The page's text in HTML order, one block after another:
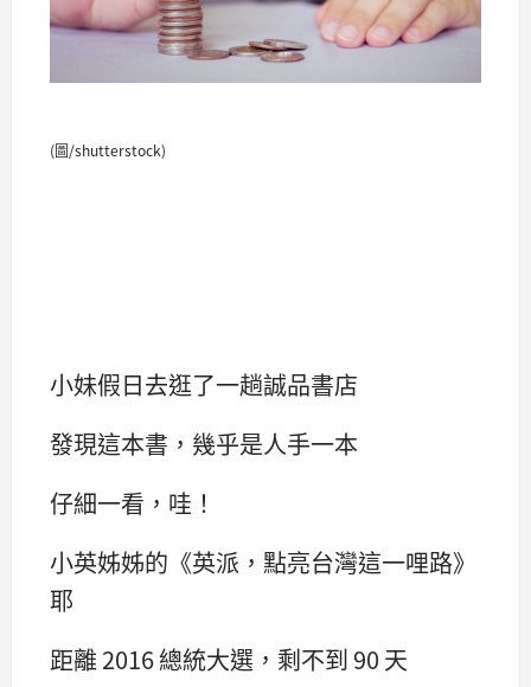
(圖/shutterstock)
小妹假日去逛了一趟誠品書店
發現這本書，幾乎是人手一本
仔細一看，哇！
小英姊姊的《英派，點亮台灣這一哩路》
耶
距離 2016 總統大選，剩不到 90 天